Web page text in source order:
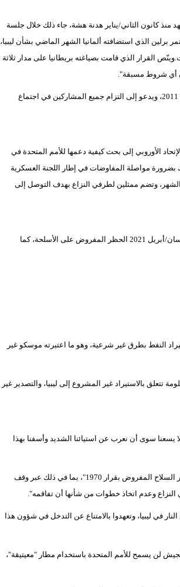
منذ كانون الثاني/يناير هدنة هشة، جاء ذلك خلال جلسة
الذي استضافته ألمانيا الشهر الماضي بشأن ليبيا،
روسيا عن التصويت.وينّص القرار الذي قامت بصياغته بريطانيا على مدار ثلاثة
أي شروط مسبقة".
كما يفرض المشروع امتثال كافة الأعضاء لقرار المجلس بشأن حظر الأسلحة المفروض منذ عام 2011، ويدعو إلى التزام جميع المشاركين في اجتماع
الأوروبي إلى بحث كيفية دعمها للأمم المتحدة في
مواصلة المفاوضات في إطار اللجنة العسكرية
تشكلت في نهاية شهر يناير عن توصيات قمة برلين في 19 من نفس الشهر، وتضم ممثلين لطرفي النزاع بهدف التوصل إلى
يذكر أن مجلس الأمن تبنى الثلاثاء بغالبية 14 صوتا قرارا ألمانيا بريطانيا مشتركا يمدد حتى 30 نيسان/أبريل 2021 الحظر المفروض على الأسلحة، كما
النفط بطرق غير شرعية، وهو ما اعتبرته موسكو غير
تتعلق بالاستيراد غير المشروع إلى ليبيا، والتصدير غير
يسعنا سوى أن نعرب عن استيائنا الشديد وأسفنا بهذا
ويتضمن القرار دعوة إلى "جميع الدول الأعضاء (في منظمة الأمم المتحدة) للالتزام بشروط حظر السلاح المفروض بقرار 1970"، بما في ذلك عبر وقف
وعدم اتخاذ خطوات من شأنها أن تفاقمه".
ليبيا، في 19 يناير، دعوا إلى وقف إطلاق النار في ليبيا، وتعهدوا بالامتناع عن التدخل في شؤون هذا
لن يسمح للأمم المتحدة باستخدام مطار "معيتيقة"،